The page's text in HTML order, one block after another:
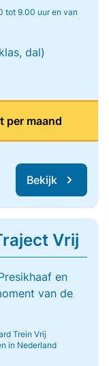
tot 9.00 uur en van
dal)
per maand
Bekijk
Vrij
en
van de
Trein Vrij
in Nederland